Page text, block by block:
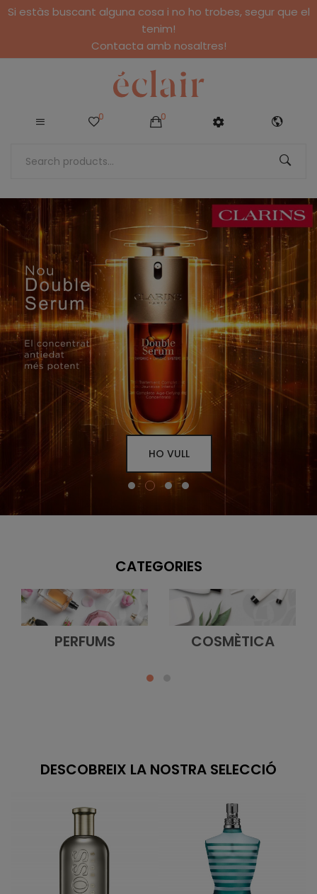
Si estàs buscant alguna cosa i no ho trobes, segur que el
tenim!
Contacta amb nosaltres!
0 0
HO VULL
CATEGORIES
PERFUMS COSMÈTICA
DESCOBREIX LA NOSTRA SELECCIÓ